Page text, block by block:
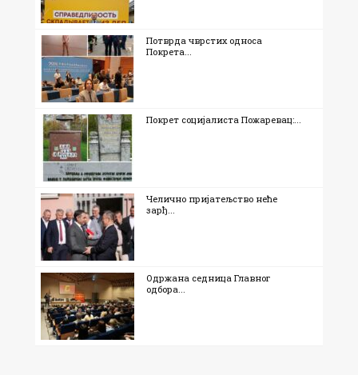
Потврда чврстих односа
Покрета...
Покрет социјалиста Пожаревац:...
Челично пријатељство неће
зарђ...
Одржана седница Главног
одбора...